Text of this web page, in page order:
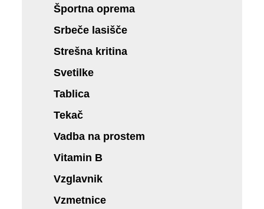
Športna oprema
Srbeče lasišče
Strešna kritina
Svetilke
Tablica
Tekač
Vadba na prostem
Vitamin B
Vzglavnik
Vzmetnice